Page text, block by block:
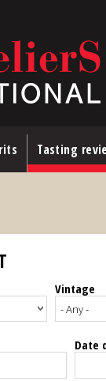
Tasting
Vintage
Date